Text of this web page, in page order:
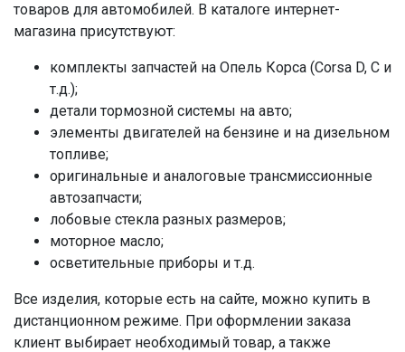
товаров для автомобилей. В каталоге интернет-
магазина присутствуют:
комплекты запчастей на Опель Корса (Corsa D, C и
т.д.);
детали тормозной системы на авто;
элементы двигателей на бензине и на дизельном
топливе;
оригинальные и аналоговые трансмиссионные
автозапчасти;
лобовые стекла разных размеров;
моторное масло;
осветительные приборы и т.д.
Все изделия, которые есть на сайте, можно купить в
дистанционном режиме. При оформлении заказа
клиент выбирает необходимый товар, а также